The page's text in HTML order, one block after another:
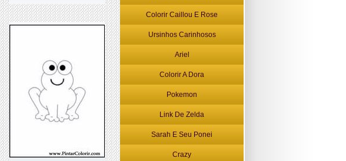
Colorir Caillou E Rose
Ursinhos Carinhosos
Ariel
Colorir A Dora
Pokemon
Link De Zelda
Sarah E Seu Ponei
Crazy